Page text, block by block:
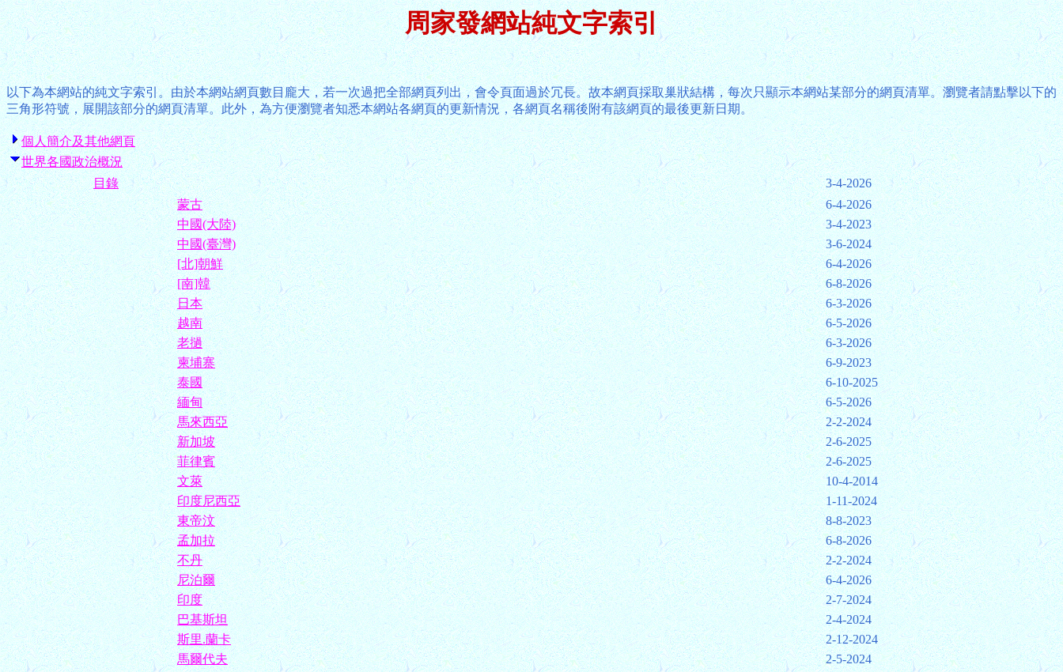
周家發網站純文字索引
以下為本網站的純文字索引。由於本網站網頁數目龐大，若一次過把全部網頁列出，會令頁面過於冗長。故本網頁採取巢狀結構，每次只顯示本網站某部分的網頁清單。瀏覽者請點擊以下的
三角形符號，展開該部分的網頁清單。此外，為方便瀏覽者知悉本網站各網頁的更新情況，各網頁名稱後附有該網頁的最後更新日期。
個人簡介及其他網頁
世界各國政治概況
目錄
3-4-2026
蒙古
6-4-2026
中國(大陸)
3-4-2023
中國(臺灣)
3-6-2024
[北]朝鮮
6-4-2026
[南]韓
6-8-2026
日本
6-3-2026
越南
6-5-2026
老撾
6-3-2026
柬埔寨
6-9-2023
泰國
6-10-2025
緬甸
6-5-2026
馬來西亞
2-2-2024
新加坡
2-6-2025
菲律賓
2-6-2025
文萊
10-4-2014
印度尼西亞
1-11-2024
東帝汶
8-8-2023
孟加拉
6-8-2026
不丹
2-2-2024
尼泊爾
6-4-2026
印度
2-7-2024
巴基斯坦
2-4-2024
斯里.蘭卡
2-12-2024
馬爾代夫
2-5-2024